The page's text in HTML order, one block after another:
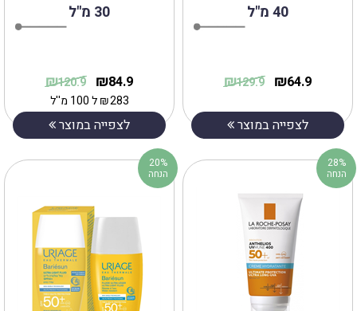
30 מ"ל
84.9
₪
120.9
₪
283
₪ל 100 מ''ל
לצפייה במוצר
40 מ"ל
64.9
₪
129.9
₪
לצפייה במוצר
20%
הנחה
28%
הנחה